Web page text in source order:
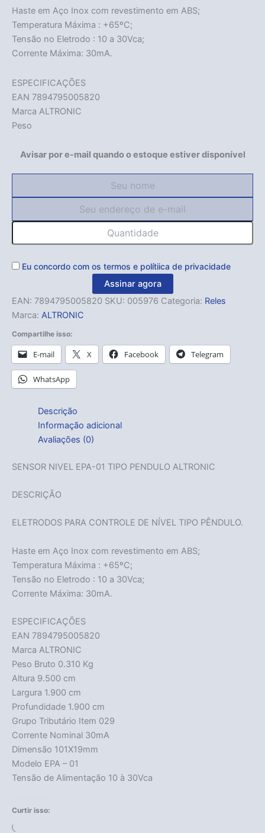
Haste em Aço Inox com revestimento em ABS;
Temperatura Máxima : +65ºC;
Tensão no Eletrodo : 10 a 30Vca;
Corrente Máxima: 30mA.
ESPECIFICAÇÕES
EAN 7894795005820
Marca ALTRONIC
Peso
Avisar por e-mail quando o estoque estiver disponível
Eu concordo com os termos e polítiica de privacidade
Assinar agora
EAN: 7894795005820 SKU: 005976 Categoria: Reles
Marca: ALTRONIC
Compartilhe isso:
E-mail X Facebook Telegram
WhatsApp
Descrição
Informação adicional
Avaliações (0)
SENSOR NIVEL EPA-01 TIPO PENDULO ALTRONIC
DESCRIÇÃO
ELETRODOS PARA CONTROLE DE NÍVEL TIPO PÊNDULO.
Haste em Aço Inox com revestimento em ABS;
Temperatura Máxima : +65ºC;
Tensão no Eletrodo : 10 a 30Vca;
Corrente Máxima: 30mA.
ESPECIFICAÇÕES
EAN 7894795005820
Marca ALTRONIC
Peso Bruto 0.310 Kg
Altura 9.500 cm
Largura 1.900 cm
Profundidade 1.900 cm
Grupo Tributário Item 029
Corrente Nominal 30mA
Dimensão 101X19mm
Modelo EPA – 01
Tensão de Alimentação 10 à 30Vca
Curtir isso: